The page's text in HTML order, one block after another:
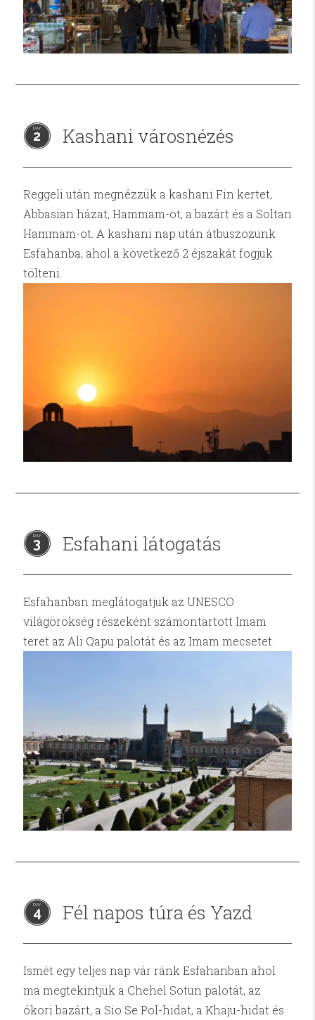
2 Kashani városnézés
Reggeli után megnézzük a kashani Fin kertet,
Abbasian házat, Hammam-ot, a bazárt és a Soltan
Hammam-ot. A kashani nap után átbuszozunk
Esfahanba, ahol a következő 2 éjszakát fogjuk
tölteni.
3 Esfahani látogatás
Esfahanban meglátogatjuk az UNESCO
világörökség részeként számontartott Imam
teret az Ali Qapu palotát és az Imam mecsetet.
4 Fél napos túra és Yazd
Ismét egy teljes nap vár ránk Esfahanban ahol
ma megtekintjük a Chehel Sotun palotát, az
ókori bazárt, a Sio Se Pol-hidat, a Khaju-hidat és